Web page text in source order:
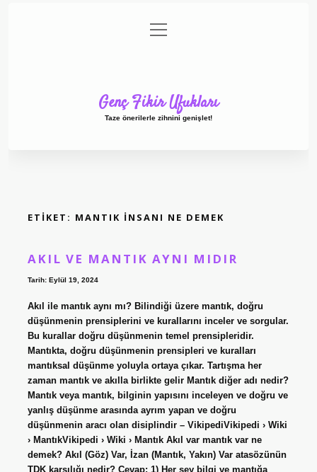
Gizlilik Politikası
menüyü
aç
Genç Fikir Ufukları
Taze önerilerle zihnini genişlet!
ETIKET: MANTIK INSANI NE DEMEK
AKIL VE MANTIK AYNI MIDIR
Tarih: Eylül 19, 2024
Akıl ile mantık aynı mı? Bilindiği üzere mantık, doğru
düşünmenin prensiplerini ve kurallarını inceler ve sorgular.
Bu kurallar doğru düşünmenin temel prensipleridir.
Mantıkta, doğru düşünmenin prensipleri ve kuralları
mantıksal düşünme yoluyla ortaya çıkar. Tartışma her
zaman mantık ve akılla birlikte gelir Mantık diğer adı nedir?
Mantık veya mantık, bilginin yapısını inceleyen ve doğru ve
yanlış düşünme arasında ayrım yapan ve doğru
düşünmenin aracı olan disiplindir – VikipediVikipedi › Wiki
› MantıkVikipedi › Wiki › Mantık Akıl var mantık var ne
demek? Akıl (Göz) Var, İzan (Mantık, Yakın) Var atasözünün
TDK karşılığı nedir? Cevap: 1) Her şey bilgi ve mantığa